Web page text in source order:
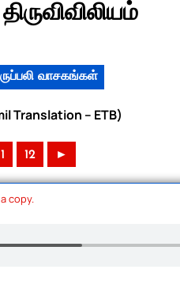
வாசகங்கள்
Translation – ETB)
12 ►
copy.